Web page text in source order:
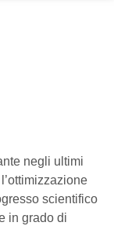
negli ultimi
scientifico
in grado di